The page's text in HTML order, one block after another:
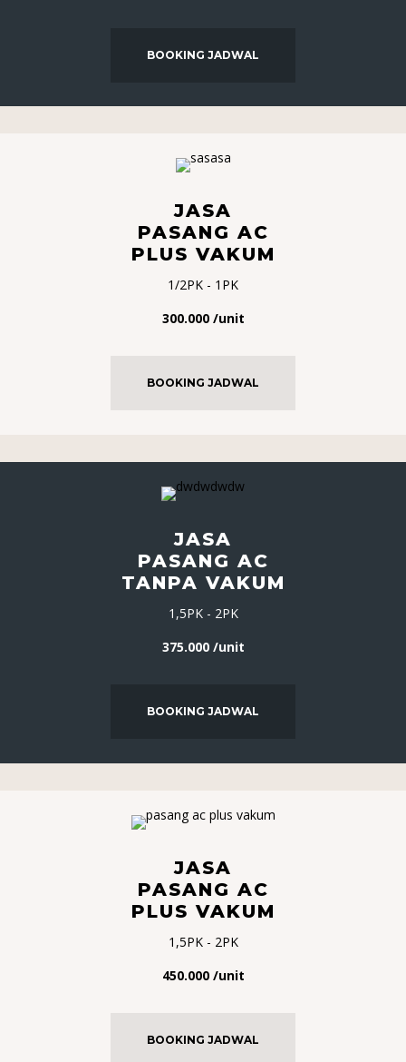
BOOKING JADWAL
JASA
PASANG AC
PLUS VAKUM
1/2PK - 1PK
300.000 /unit
BOOKING JADWAL
JASA
PASANG AC
TANPA VAKUM
1,5PK - 2PK
375.000 /unit
BOOKING JADWAL
JASA
PASANG AC
PLUS VAKUM
1,5PK - 2PK
450.000 /unit
BOOKING JADWAL